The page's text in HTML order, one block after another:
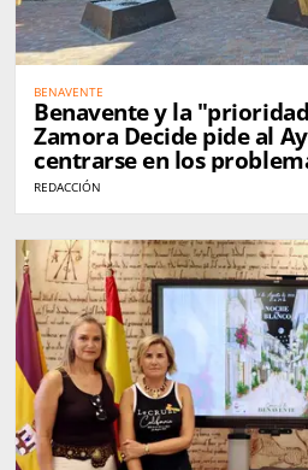
BENAVENTE
Benavente y la
Zamora Decide pide al
centrarse en los
REDACCIÓN